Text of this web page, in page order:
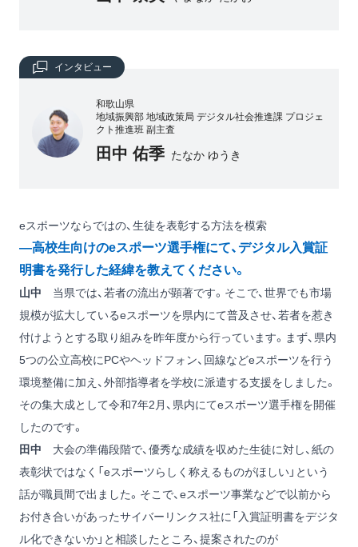
インタビュー
和歌山県
地域振興部 地域政策局 デジタル社会推進課 プロジェ
クト推進班 副主査
田中 佑季 たなか ゆうき
eスポーツならではの、生徒を表彰する方法を模索
―高校生向けのeスポーツ選手権にて、デジタル入賞証
明書を発行した経緯を教えてください。
山中 当県では、若者の流出が顕著です。そこで、世界でも市場
規模が拡大しているeスポーツを県内にて普及させ、若者を惹き
付けようとする取り組みを昨年度から行っています。まず、県内
5つの公立高校にPCやヘッドフォン、回線などeスポーツを行う
環境整備に加え、外部指導者を学校に派遣する支援をしました。
その集大成として令和7年2月、県内にてeスポーツ選手権を開催
したのです。
田中 大会の準備段階で、優秀な成績を収めた生徒に対し、紙の
表彰状ではなく「eスポーツらしく称えるものがほしい」という
話が職員間で出ました。そこで、eスポーツ事業などで以前から
お付き合いがあったサイバーリンクス社に「入賞証明書をデジタ
ル化できないか」と相談したところ、提案されたのが